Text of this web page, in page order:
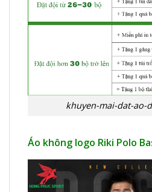
khuyen-mai-dat-ao-
Áo không logo Riki Polo